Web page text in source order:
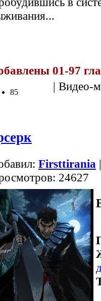
01-97
85 | Видео-
Firsttirania
24627